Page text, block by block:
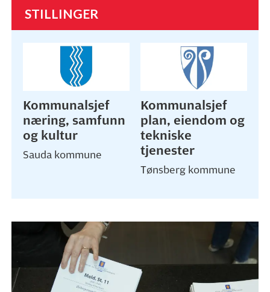
STILLINGER
Kommunalsjef
næring, samfunn
og kultur
Sauda kommune
Kommunalsjef
plan, eiendom og
tekniske
tjenester
Tønsberg kommune